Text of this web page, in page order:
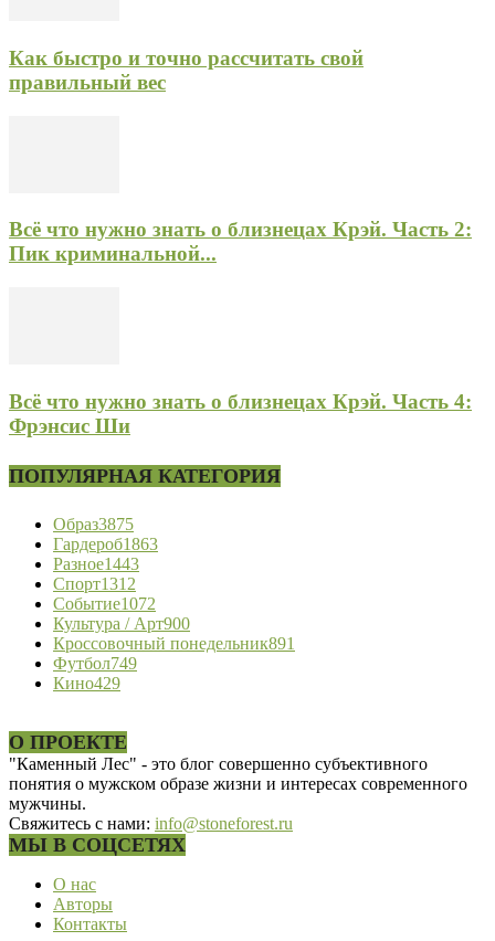
Как быстро и точно рассчитать свой
правильный вес
Всё что нужно знать о близнецах Крэй. Часть 2:
Пик криминальной...
Всё что нужно знать о близнецах Крэй. Часть 4:
Фрэнсис Ши
ПОПУЛЯРНАЯ КАТЕГОРИЯ
Образ3875
Гардероб1863
Разное1443
Спорт1312
Событие1072
Культура / Арт900
Кроссовочный понедельник891
Футбол749
Кино429
О ПРОЕКТЕ
"Каменный Лес" - это блог совершенно субъективного
понятия о мужском образе жизни и интересах современного
мужчины.
Свяжитесь с нами: info@stoneforest.ru
МЫ В СОЦСЕТЯХ
О нас
Авторы
Контакты